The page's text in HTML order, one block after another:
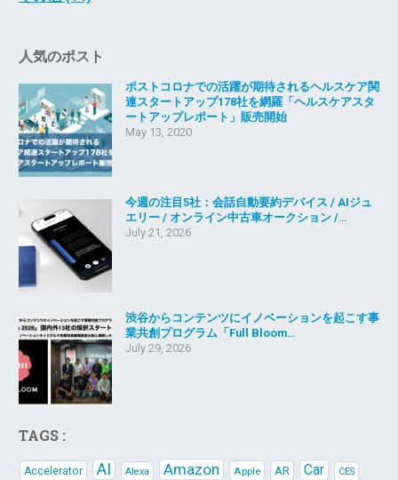
人気のポスト
ポストコロナでの活躍が期待されるヘルスケア関
連スタートアップ178社を網羅「ヘルスケアスタ
ートアップレポート」販売開始
May 13, 2020
今週の注目5社：会話自動要約デバイス / AIジュ
エリー / オンライン中古車オークション /…
July 21, 2026
渋谷からコンテンツにイノベーションを起こす事
業共創プログラム「Full Bloom…
July 29, 2026
TAGS :
Accelerator AI Alexa Amazon Apple AR Car CES